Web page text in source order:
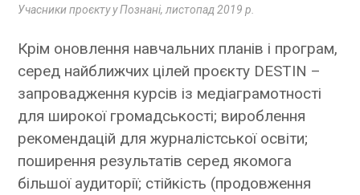
Учасники проєкту у Познані, листопад 2019 р.
Крім оновлення навчальних планів і програм,
серед найближчих цілей проєкту DESTIN –
запровадження курсів із медіаграмотності
для широкої громадськості; вироблення
рекомендацій для журналістської освіти;
поширення результатів серед якомога
більшої аудиторії; стійкість (продовження